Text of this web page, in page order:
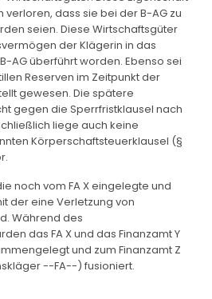
dass sie bei der B-AG zu
seien. Diese Wirtschaftsgüter
der Klägerin in das
AG überführt worden. Ebenso sei
Reserven im Zeitpunkt der
gewesen. Die spätere
gegen die Sperrfristklausel nach
liege auch keine
Körperschaftsteuerklausel (§
noch vom FA X eingelegte und
der eine Verletzung von
Während des
das FA X und das Finanzamt Y
und zum Finanzamt Z
--FA--) fusioniert.